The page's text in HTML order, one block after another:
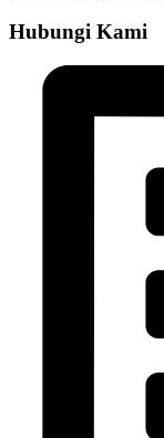
Hubungi Kami